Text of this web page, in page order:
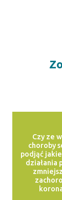
Czy ze
choroby
podjąć
działania